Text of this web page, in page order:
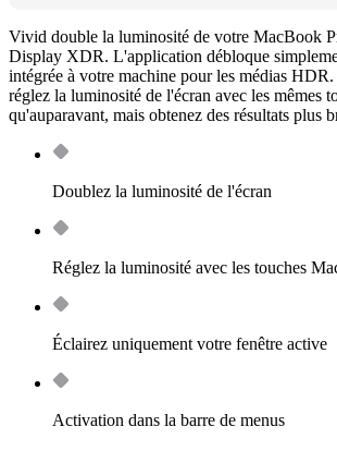
Vivid double la luminosité de votre MacBook
Display XDR. L'application débloque
intégrée à votre machine pour les médias
réglez la luminosité de l'écran avec les mêmes
qu'auparavant, mais obtenez des résultats plus
Doublez la luminosité de l'écran
Réglez la luminosité avec les touches
Éclairez uniquement votre fenêtre active
Activation dans la barre de menus